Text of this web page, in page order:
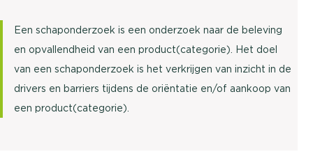
Een schaponderzoek is een onderzoek naar de beleving
en opvallendheid van een product(categorie). Het doel
van een schaponderzoek is het verkrijgen van inzicht in de
drivers en barriers tijdens de oriëntatie en/of aankoop van
een product(categorie).